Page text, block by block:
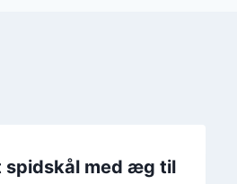
spidskål med æg til